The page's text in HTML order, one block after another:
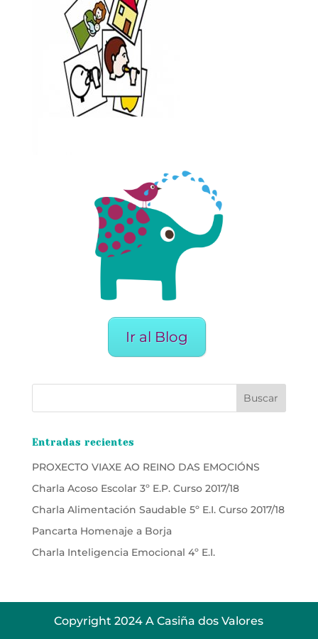
Ir al Blog
Entradas recientes
PROXECTO VIAXE AO REINO DAS EMOCIÓNS
Charla Acoso Escolar 3º E.P. Curso 2017/18
Charla Alimentación Saudable 5º E.I. Curso 2017/18
Pancarta Homenaje a Borja
Charla Inteligencia Emocional 4º E.I.
Copyright 2024 A Casiña dos Valores